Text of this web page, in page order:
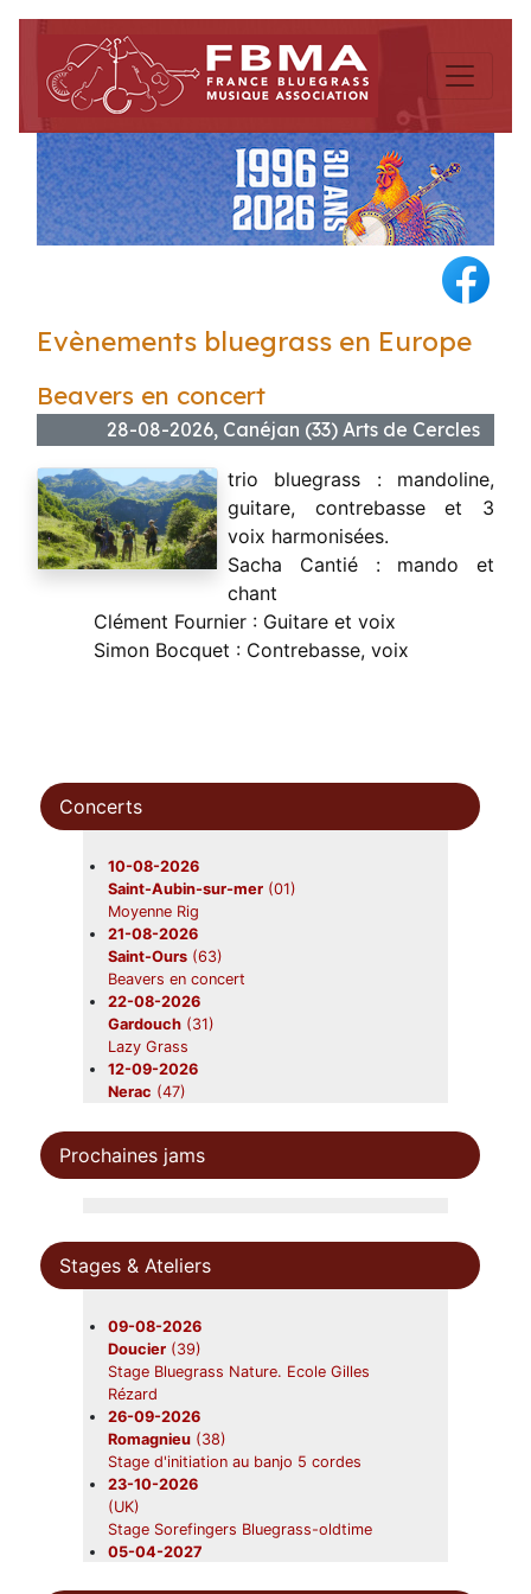
Evènements bluegrass en Europe
Beavers en concert
28-08-2026, Canéjan (33) Arts de Cercles
trio bluegrass : mandoline,
guitare, contrebasse et 3
voix harmonisées.
Sacha Cantié : mando et
chant
Clément Fournier : Guitare et voix
Simon Bocquet : Contrebasse, voix
Concerts
10-08-2026
Saint-Aubin-sur-mer (01)
Moyenne Rig
21-08-2026
Saint-Ours (63)
Beavers en concert
22-08-2026
Gardouch (31)
Lazy Grass
12-09-2026
Nerac (47)
19-09-2026
Foix(09)
Beavers en concert
28-11-2026
Saint-Symphorien(33)
Beavers en concert
Prochaines jams
Stages & Ateliers
09-08-2026
Doucier (39)
Stage Bluegrass Nature. Ecole Gilles
Rézard
26-09-2026
Romagnieu (38)
Stage d'initiation au banjo 5 cordes
23-10-2026
(UK)
Stage Sorefingers Bluegrass-oldtime
05-04-2027